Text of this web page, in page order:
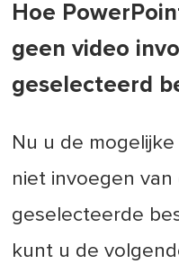
Hoe
geen video
geselecteerd
Nu u de
niet invoegen
geselecteerde
kunt u de